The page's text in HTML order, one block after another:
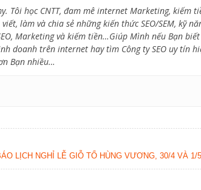
Tôi học CNTT, đam mê internet Marketing, kiếm
làm và chia sẻ những kiến thức SEO/SEM, kỹ
Marketing và kiếm tiền…Giúp Mình nếu Bạn
doanh trên internet hay tìm Công ty SEO uy tín
Bạn nhiều…
LỊCH NGHỈ LỄ GIỖ TỔ HÙNG VƯƠNG, 30/4 VÀ 1/